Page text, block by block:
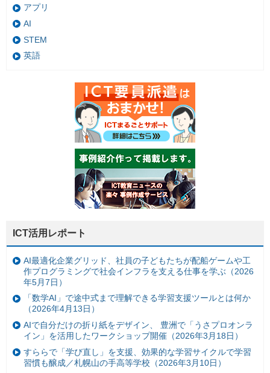
アプリ
AI
STEM
英語
ICT活用レポート
AI最適化企業グリッド、社員の子どもたちが配船ゲームや工
作プログラミングで社会インフラを支える仕事を学ぶ（2026
年5月7日）
「数学AI」で途中式まで理解できる学習支援ツールとは何か
（2026年4月13日）
AIで自分だけの折り紙をデザイン、 豊洲で「うさプロオンラ
イン」を活用したワークショップ開催（2026年3月18日）
すららで「学び直し」を支援、効果的な学習サイクルで学習
習慣も醸成／札幌山の手高等学校（2026年3月10日）